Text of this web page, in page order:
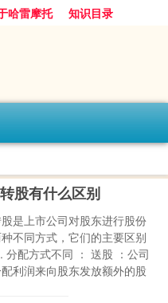
哈雷摩托 知识目录
股有什么区别
是上市公司对股东进行股份
不同方式，它们的主要区别
分配方式不同 ： 送股 ：公司
利润来向股东发放额外的股